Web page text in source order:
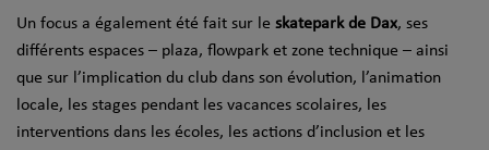
Un focus a également été fait sur le skatepark de Dax, ses
différents espaces – plaza, flowpark et zone technique – ainsi
que sur l’implication du club dans son évolution, l’animation
locale, les stages pendant les vacances scolaires, les
interventions dans les écoles, les actions d’inclusion et les